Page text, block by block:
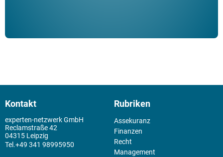
Kontakt
experten-netzwerk GmbH
Reclamstraße 42
04315 Leipzig
+49 341 98995950
Rubriken
Assekuranz
Finanzen
Recht
Management